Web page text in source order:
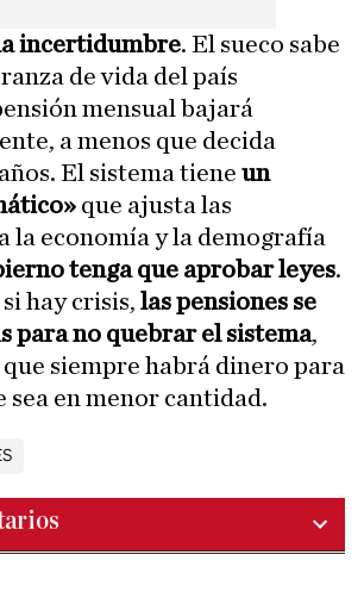
incertidumbre. El sueco sabe
de vida del país
mensual bajará
a menos que decida
El sistema tiene un
que ajusta las
la economía y la demografía
tenga que aprobar leyes.
hay crisis, las pensiones se
para no quebrar el sistema,
siempre habrá dinero para
sea en menor cantidad.